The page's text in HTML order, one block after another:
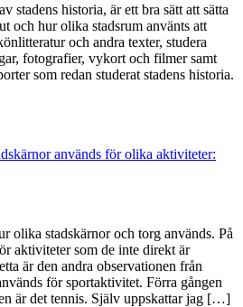
stadens historia, är ett bra sätt att sätta
och hur olika stadsrum använts att
och andra texter, studera
fotografier, vykort och filmer samt
som redan studerat stadens historia.
används för olika aktiviteter:
olika stadskärnor och torg används. På
aktiviteter som de inte direkt är
är den andra observationen från
för sportaktivitet. Förra gången
är det tennis. Själv uppskattar jag […]